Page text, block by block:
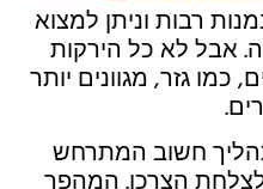
רבות וניתן למצוא
אבל לא כל הירקות
כמו גזר, מגוונים יותר
חשוב המתרחש